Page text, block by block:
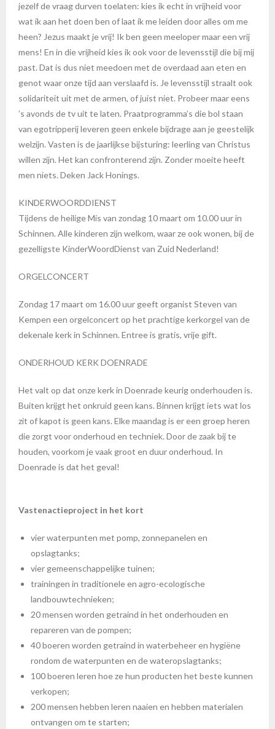
jezelf de vraag durven toelaten: kies ik echt in vrijheid voor
wat ik aan het doen ben of laat ik me leiden door alles om me
heen? Jezus maakt je vrij! Ik ben geen meeloper maar een vrij
mens! En in die vrijheid kies ik ook voor de levensstijl die bij mij
past. Dat is dus niet meedoen met de overdaad aan eten en
genot waar onze tijd aan verslaafd is. Je levensstijl straalt ook
solidariteit uit met de armen, of juist niet. Probeer maar eens
’s avonds de tv uit te laten. Praatprogramma’s die bol staan
van egotripperij leveren geen enkele bijdrage aan je geestelijk
welzijn. Vasten is de jaarlijkse bijsturing: leerling van Christus
willen zijn. Het kan confronterend zijn. Zonder moeite heeft
men niets. Deken Jack Honings.
KINDERWOORDDIENST
Tijdens de heilige Mis van zondag 10 maart om 10.00 uur in
Schinnen. Alle kinderen zijn welkom, waar ze ook wonen, bij de
gezelligste KinderWoordDienst van Zuid Nederland!
ORGELCONCERT
Zondag 17 maart om 16.00 uur geeft organist Steven van
Kempen een orgelconcert op het prachtige kerkorgel van de
dekenale kerk in Schinnen. Entree is gratis, vrije gift.
ONDERHOUD KERK DOENRADE
Het valt op dat onze kerk in Doenrade keurig onderhouden is.
Buiten krijgt het onkruid geen kans. Binnen krijgt iets wat los
zit of kapot is geen kans. Elke maandag is er een groep heren
die zorgt voor onderhoud en techniek. Door de zaak bij te
houden, voorkom je vaak groot en duur onderhoud. In
Doenrade is dat het geval!
Vastenactieproject in het kort
vier waterpunten met pomp, zonnepanelen en
opslagtanks;
vier gemeenschappelijke tuinen;
trainingen in traditionele en agro-ecologische
landbouwtechnieken;
20 mensen worden getraind in het onderhouden en
repareren van de pompen;
40 boeren worden getraind in waterbeheer en hygiëne
rondom de waterpunten en de wateropslagtanks;
100 boeren leren hoe ze hun producten het beste kunnen
verkopen;
200 mensen hebben leren naaien en hebben materialen
ontvangen om te starten;